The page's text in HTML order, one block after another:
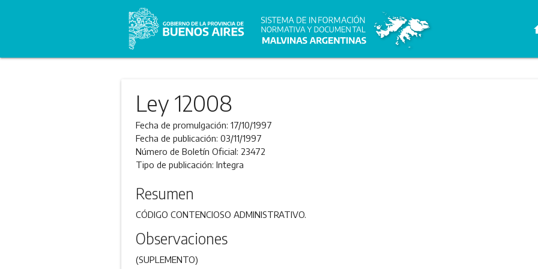
Ley 12008
Fecha de promulgación: 17/10/1997
Fecha de publicación: 03/11/1997
Número de Boletín Oficial: 23472
Tipo de publicación: Integra
Resumen
CÓDIGO CONTENCIOSO ADMINISTRATIVO.
Observaciones
(SUPLEMENTO)